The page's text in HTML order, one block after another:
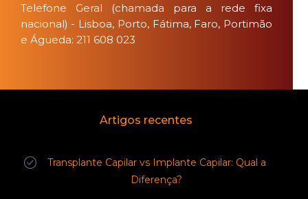
Telefone Geral (chamada para a rede fixa
nacional) - Lisboa, Porto, Fátima, Faro, Portimão
e Águeda: 211 608 023
Artigos recentes
Transplante Capilar vs Implante Capilar: Qual a
Diferença?